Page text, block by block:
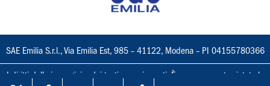
SAE Emilia S.r.l., Via Emilia Est, 985 – 41122, Modena – PI 04155780366
I diritti delle immagini e dei testi sono riservati. È espressamente vietata la